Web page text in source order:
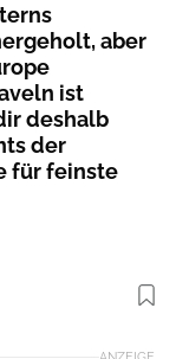
aber
ist
deshalb
der
für feinste
Foto: iStockphoto